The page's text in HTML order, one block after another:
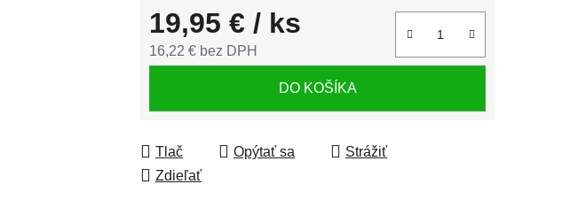
19,95 € / ks
16,22 € bez DPH
DO KOŠÍKA
Tlač Opýtať sa
Strážiť
Zdieľať